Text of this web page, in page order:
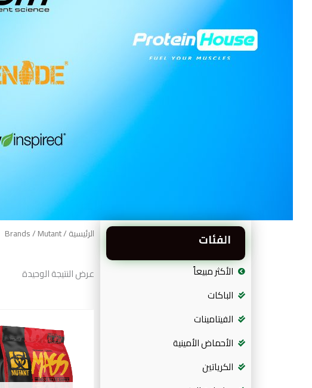
الفئات
الأكثر مبيعاً
الباكات
الفيتامينات
الأحماض الأمينية
الكرياتين
الرئيسية/ Brands / Mutant
عرض النتيجة الوحيدة